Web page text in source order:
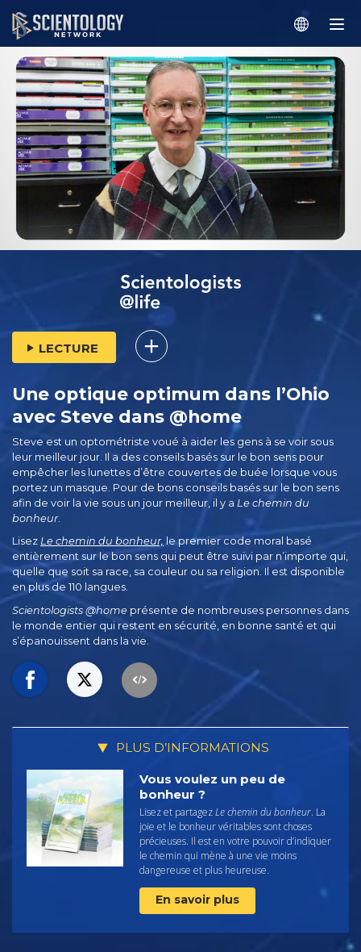
LECTURE
Une optique optimum dans l’Ohio
avec Steve dans @home
Steve est un optométriste voué à aider les gens à se voir sous
leur meilleur jour. Il a des conseils basés sur le bon sens pour
empêcher les lunettes d’être couvertes de buée lorsque vous
portez un masque. Pour de bons conseils basés sur le bon sens
afin de voir la vie sous un jour meilleur, il y a Le chemin du
bonheur.
Lisez Le chemin du bonheur, le premier code moral basé
entièrement sur le bon sens qui peut être suivi par n’importe qui,
quelle que soit sa race, sa couleur ou sa religion. Il est disponible
en plus de 110 langues.
Scientologists @home présente de nombreuses personnes dans
le monde entier qui restent en sécurité, en bonne santé et qui
s’épanouissent dans la vie.
PLUS D’INFORMATIONS
Vous voulez un peu de
bonheur ?
Lisez et partagezLe chemin du bonheur. La
joie et le bonheur véritables sont choses
précieuses. Il est en votre pouvoir d’indiquer
le chemin qui mène à une vie moins
dangereuse et plus heureuse.
En savoir plus